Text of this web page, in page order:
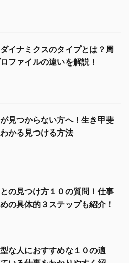
イナミクスのタイプとは？周
ファイルの違いを解説！
見つからない方へ！生き甲斐
かる見つける方法
の見つけ方１０の質問！仕事
の具体的３ステップも紹介！
な人におすすめな１０の適